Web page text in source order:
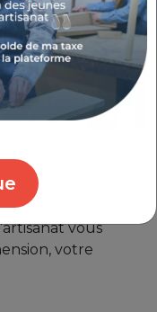
de votre
sur une
faire bénéficier
vous
votre